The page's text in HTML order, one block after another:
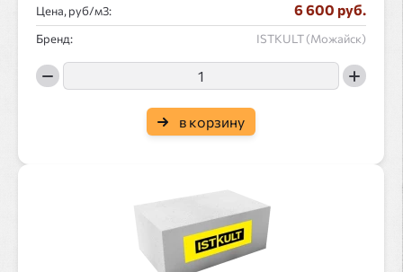
Цена, руб/ : 6 600 руб.
Бренд: ISTKULT (Можайск)
в корзину